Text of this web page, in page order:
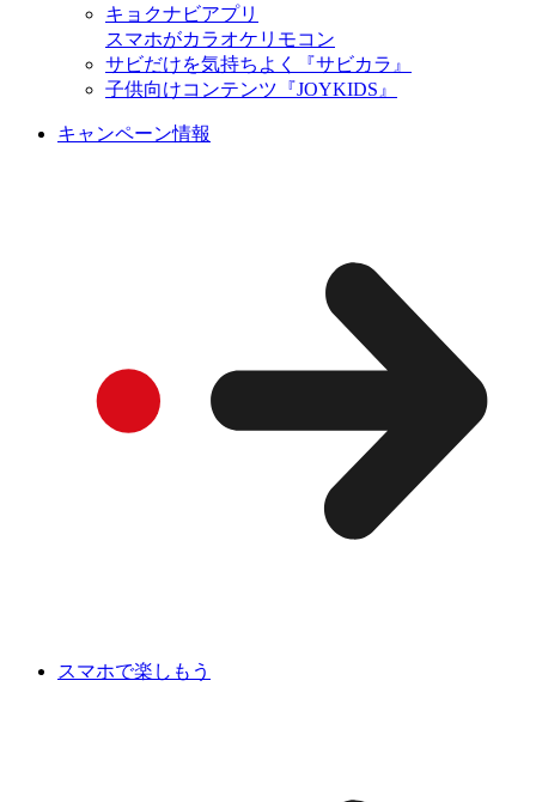
キョクナビアプリ
スマホがカラオケリモコン
サビだけを気持ちよく『サビカラ』
子供向けコンテンツ『JOYKIDS』
キャンペーン情報
スマホで楽しもう